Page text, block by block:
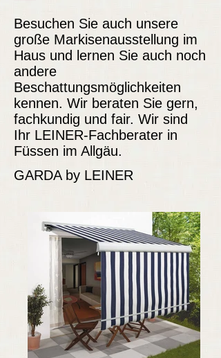
Besuchen Sie auch unsere
große Markisenausstellung im
Haus und lernen Sie auch noch
andere
Beschattungsmöglichkeiten
kennen. Wir beraten Sie gern,
fachkundig und fair. Wir sind
Ihr LEINER-Fachberater in
Füssen im Allgäu.
GARDA by LEINER